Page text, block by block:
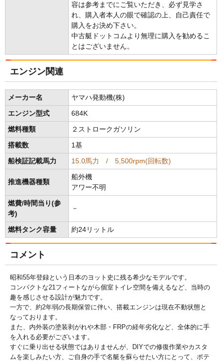
容は参考までにご覧いただき、必ず見学さ
れ、購入者本人の眼で確認の上、自己責任で
購入をお決め下さい。
中古艇ドットコムより無理に購入を勧めるこ
とはございません。
エンジン関連
メーカー名 ヤマハ発動機(株)
エンジン型式 684K
燃料種類 ２ストロークガソリン
搭載数 1基
船検証記載馬力 15.0馬力 / 5,500rpm(回転数)
推進機器種類
船外機
アワー不明
燃費/時間当り(参
考)
－
燃料タンク容量 約24リットル
コメント
昭和55年登録という日本のヨット史に残る希少なモデルです。
コンパクトな21フィートながら個室トイレ空間を備えるなど、当時の
趣を感じさせる設計が魅力です。
一方で、約2年弱の長期保管に伴い、搭載エンジンは現在不動状態と
なっております。
また、内外装の塗装剥がれや木部・FRPの経年劣化など、全体的に手
を入れる必要がございます。
すぐに乗り出せる状態ではありませんが、DIYでの修復作業やカスタ
ムを楽しみたい方、ご自身の手で名艇を蘇らせたい方にとって、ポテ